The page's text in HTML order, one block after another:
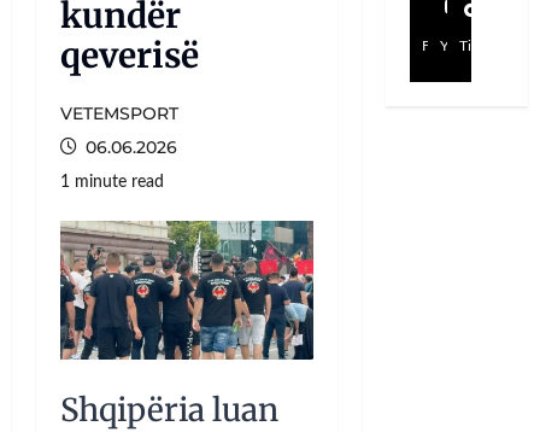
kundër
qeverisë
VETEMSPORT
06.06.2026
1 minute read
Shqipëria luan
Facebook
YouTube
TikTok